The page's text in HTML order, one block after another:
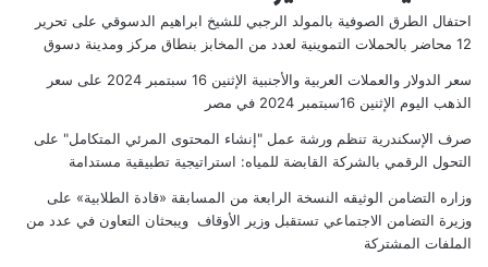
احتفال الطرق الصوفية بالمولد الرجبي للشيخ ابراهيم الدسوقي على تحرير
12 محاضر بالحملات التموينية لعدد من المخابز بنطاق مركز ومدينة دسوق
سعر الدولار والعملات العربية والأجنبية الإثنين 16 سبتمبر 2024 على سعر
الذهب اليوم الإثنين 16سبتمبر 2024 في مصر
صرف الإسكندرية تنظم ورشة عمل "إنشاء المحتوى المرئي المتكامل" على
التحول الرقمي بالشركة القابضة للمياه: استراتيجية تطبيقية مستدامة
وزاره التضامن الوثيقه النسخة الرابعة من المسابقة «قادة الطلابية» على
وزيرة التضامن الاجتماعي تستقبل وزير الأوقاف ويبحثان التعاون في عدد من
الملفات المشتركة